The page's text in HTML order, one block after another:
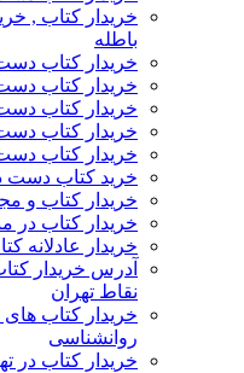
خریدار کتاب ,
باطله
خریدار کتاب
خریدار کتاب
خریدار کتاب
خریدار کتاب
خریدار کتاب
خرید کتاب دست
خریدار کتاب و
خریدار کتاب در
خریدار عادلانه
آدرس خریدار
نقاط تهران
خریدار کتاب های
روانشناسی
خریدار کتاب در